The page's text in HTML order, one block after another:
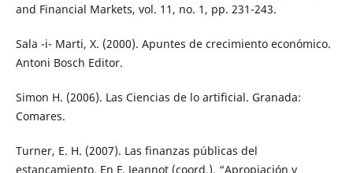
and Financial Markets, vol. 11, no. 1, pp. 231-243.
Sala -i- Marti, X. (2000). Apuntes de crecimiento económico.
Antoni Bosch Editor.
Simon H. (2006). Las Ciencias de lo artificial. Granada:
Comares.
Turner, E. H. (2007). Las finanzas públicas del
estancamiento. En F. Jeannot (coord.), “Apropiación y